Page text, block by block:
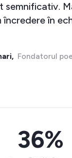
semnificativ.
încredere în
Fondatorul
36%